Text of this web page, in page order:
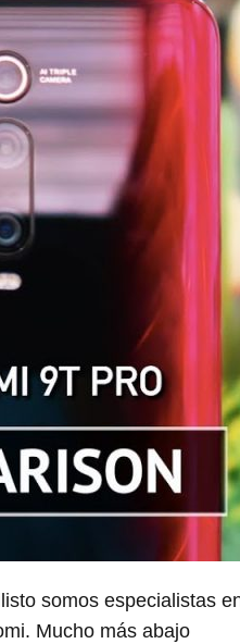
somos especialistas
Mucho más abajo